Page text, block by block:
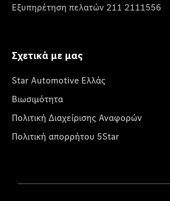
Εξυπηρέτηση πελατών 211 2111556
Σχετικά με μας
Star Automotive Ελλάς
Βιωσιμότητα
Πολιτική Διαχείρισης Αναφορών
Πολιτική απορρήτου 5Star